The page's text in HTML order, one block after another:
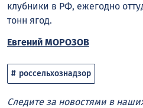
клубники в РФ, ежегодно
тонн ягод.
Евгений МОРОЗОВ
россельхознадзор
Следите за новостями в